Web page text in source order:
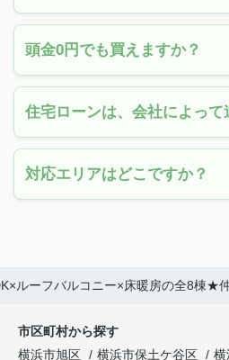
頭金0円でも買えますか？
住宅ローンは、会社によって
対応エリアはどこですか？
ルーフバルコニー×床暖房の全8棟★
市区町村から探す
横浜市旭区
横浜市保土ケ谷区 横